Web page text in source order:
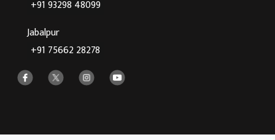
+91 93298 48099
Jabalpur
+91 75662 28278